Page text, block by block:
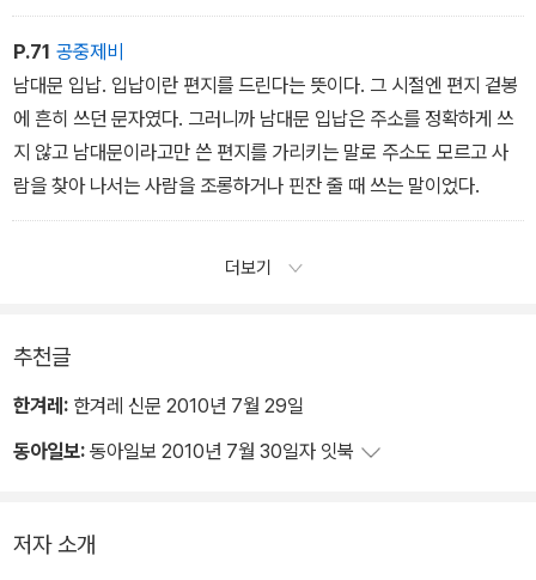
혼이, 80년 된 고옥에 들어앉아조용히 붕괴의 날만 기다리는 형국이
된다. 다만 그 붕괴가 조용하고 완벽하기만을 빌 뿐이다.
P.71 공중제비
남대문 입납. 입납이란 편지를 드린다는 뜻이다. 그 시절엔 편지 겉봉
에 흔히 쓰던 문자였다. 그러니까 남대문 입납은 주소를 정확하게 쓰
지 않고 남대문이라고만 쓴 편지를 가리키는 말로 주소도 모르고 사
람을 찾아 나서는 사람을 조롱하거나 핀잔 줄 때 쓰는 말이었다.
더보기
추천글
한겨레: 한겨레 신문 2010년 7월 29일
동아일보: 동아일보 2010년 7월 30일자 잇북
저자 소개